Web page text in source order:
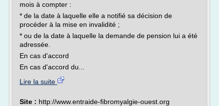
mois à compter :
* de la date à laquelle elle a notifié sa décision de
procéder à la mise en invalidité ;
* ou de la date à laquelle la demande de pension lui a été
adressée.
En cas d'accord
En cas d'accord du...
Lire la suite
Site : http://www.entraide-fibromyalgie-ouest.org